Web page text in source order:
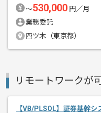
メント
〜530,000 円／月
業務委託
四ツ木（東京都）
リモートワークが
【VB/PLSQL】証券基幹